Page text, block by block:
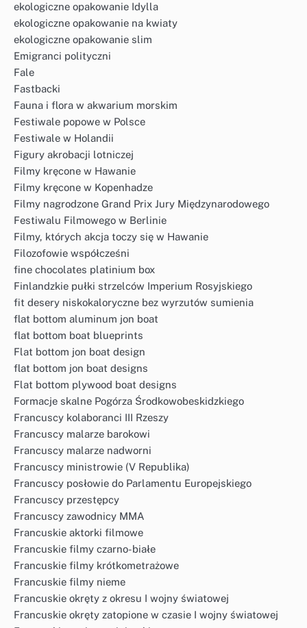
ekologiczne opakowanie Idylla
ekologiczne opakowanie na kwiaty
ekologiczne opakowanie slim
Emigranci polityczni
Fale
Fastbacki
Fauna i flora w akwarium morskim
Festiwale popowe w Polsce
Festiwale w Holandii
Figury akrobacji lotniczej
Filmy kręcone w Hawanie
Filmy kręcone w Kopenhadze
Filmy nagrodzone Grand Prix Jury Międzynarodowego
Festiwalu Filmowego w Berlinie
Filmy, których akcja toczy się w Hawanie
Filozofowie współcześni
fine chocolates platinium box
Finlandzkie pułki strzelców Imperium Rosyjskiego
fit desery niskokaloryczne bez wyrzutów sumienia
flat bottom aluminum jon boat
flat bottom boat blueprints
Flat bottom jon boat design
flat bottom jon boat designs
Flat bottom plywood boat designs
Formacje skalne Pogórza Środkowobeskidzkiego
Francuscy kolaboranci III Rzeszy
Francuscy malarze barokowi
Francuscy malarze nadworni
Francuscy ministrowie (V Republika)
Francuscy posłowie do Parlamentu Europejskiego
Francuscy przestępcy
Francuscy zawodnicy MMA
Francuskie aktorki filmowe
Francuskie filmy czarno-białe
Francuskie filmy krótkometrażowe
Francuskie filmy nieme
Francuskie okręty z okresu I wojny światowej
Francuskie okręty zatopione w czasie I wojny światowej